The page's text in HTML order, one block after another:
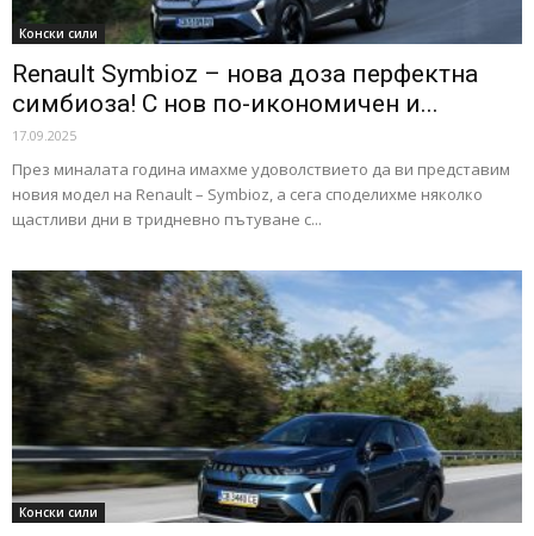
Конски сили
Renault Symbioz – нова доза перфектна
симбиоза! С нов по-икономичен и...
17.09.2025
През миналата година имахме удоволствието да ви представим
новия модел на Renault – Symbioz, а сега споделихме няколко
щастливи дни в тридневно пътуване с...
Конски сили